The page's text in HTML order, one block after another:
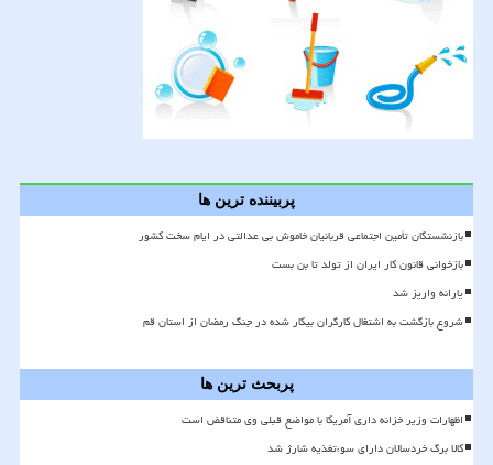
پربیننده ترین ها
بازنشستگان تأمین اجتماعی قربانیان خاموش بی عدالتی در ایام سخت کشور
بازخوانی قانون کار ایران از تولد تا بن بست
یارانه واریز شد
شروع بازگشت به اشتغال کارگران بیکار شده در جنگ رمضان از استان قم
پربحث ترین ها
اظهارات وزیر خزانه داری آمریکا با مواضع قبلی وی متناقض است
کالا برگ خردسالان دارای سوءتغذیه شارژ شد